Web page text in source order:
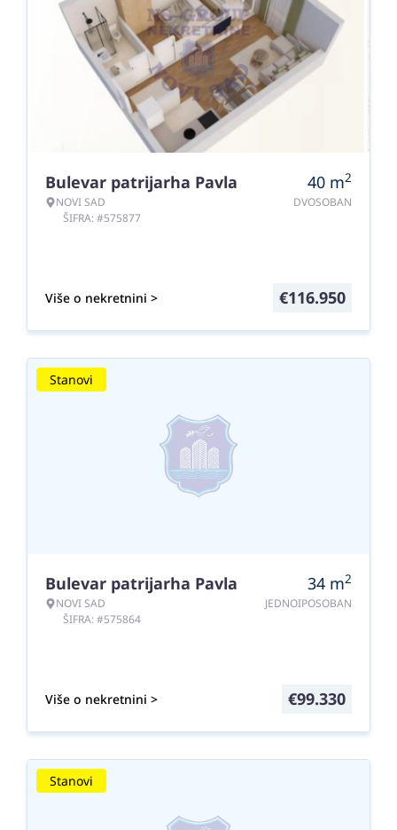
Bulevar patrijarha Pavla
NOVI SAD
ŠIFRA: #575877
40 m2
DVOSOBAN
Više o nekretnini > €116.950
Stanovi
Bulevar patrijarha Pavla
NOVI SAD
ŠIFRA: #575864
34 m2
JEDNOIPOSOBAN
Više o nekretnini > €99.330
Stanovi